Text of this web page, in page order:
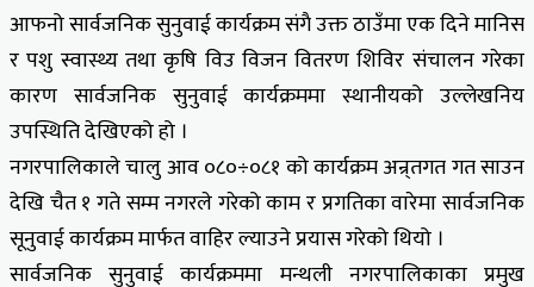
आफनो सार्वजनिक सुनुवाई कार्यक्रम संगै उक्त ठाउँमा एक दिने मानिस
र पशु स्वास्थ्य तथा कृषि विउ विजन वितरण शिविर संचालन गरेका
कारण सार्वजनिक सुनुवाई कार्यक्रममा स्थानीयको उल्लेखनिय
उपस्थिति देखिएको हो ।
नगरपालिकाले चालु आव ०८०÷०८१ को कार्यक्रम अन्र्तगत गत साउन
देखि चैत १ गते सम्म नगरले गरेको काम र प्रगतिका वारेमा सार्वजनिक
सूनुवाई कार्यक्रम मार्फत वाहिर ल्याउने प्रयास गरेको थियो ।
सार्वजनिक सुनुवाई कार्यक्रममा मन्थली नगरपालिकाका प्रमुख